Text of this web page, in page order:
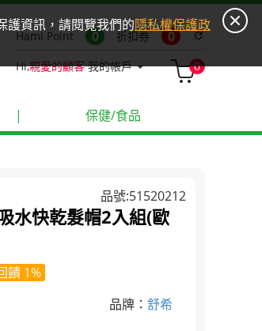
護資訊，請閱覽我們的隱私權保護政
Hami Point 0 折扣券 0 refresh
Hi,親愛的顧客 我的帳戶 0
| 保健/食品
品號:51520212
水快乾髮帽2入組(歐
饋 1%
品牌： 舒希